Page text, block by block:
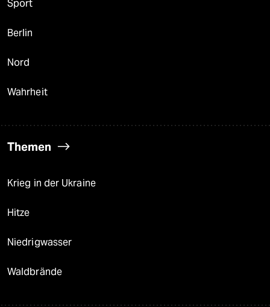
Sport
Berlin
Nord
Wahrheit
Themen
Krieg in der Ukraine
Hitze
Niedrigwasser
Waldbrände